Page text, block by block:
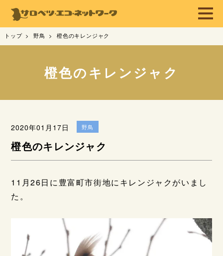
トップ 野鳥 橙色のキレンジャク
橙色のキレンジャク
2020年01月17日 野鳥
橙色のキレンジャク
11月26日に豊富町市街地にキレンジャクがいまし
た。